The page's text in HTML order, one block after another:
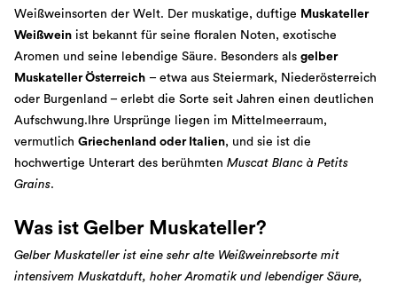
Weißweinsorten der Welt. Der muskatige, duftige Muskateller
Weißwein ist bekannt für seine floralen Noten, exotische
Aromen und seine lebendige Säure. Besonders als gelber
Muskateller Österreich – etwa aus Steiermark, Niederösterreich
oder Burgenland – erlebt die Sorte seit Jahren einen deutlichen
Aufschwung.Ihre Ursprünge liegen im Mittelmeerraum,
vermutlich Griechenland oder Italien, und sie ist die
hochwertige Unterart des berühmten Muscat Blanc à Petits
Grains.
Was ist Gelber Muskateller?
Gelber Muskateller ist eine sehr alte Weißweinrebsorte mit
intensivem Muskatduft, hoher Aromatik und lebendiger Säure,